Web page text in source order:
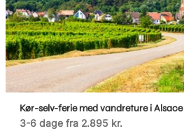
Kør-selv-ferie med vandreture i Alsace
3-6 dage fra 2.895 kr.